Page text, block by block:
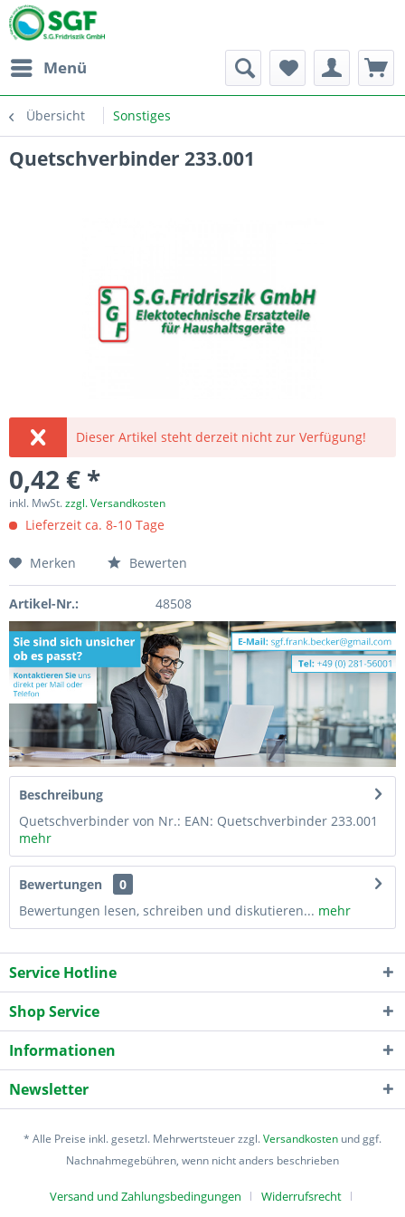
Menü
Übersicht Sonstiges
Quetschverbinder 233.001
Dieser Artikel steht derzeit nicht zur Verfügung!
0,42 € *
inkl. MwSt.zzgl. Versandkosten
Lieferzeit ca. 8-10 Tage
Merken Bewerten
Artikel-Nr.: 48508
Beschreibung
Quetschverbinder von Nr.: EAN: Quetschverbinder 233.001
mehr
Bewertungen
0
Bewertungen lesen, schreiben und diskutieren... mehr
Service Hotline
Shop Service
Informationen
Newsletter
* Alle Preise inkl. gesetzl. Mehrwertsteuer zzgl.Versandkosten und ggf.
Nachnahmegebühren, wenn nicht anders beschrieben
Versand und Zahlungsbedingungen Widerrufsrecht